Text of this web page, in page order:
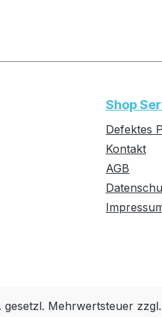
Shop
Defektes
Kontakt
AGB
gesetzl. Mehrwertsteuer zzgl.